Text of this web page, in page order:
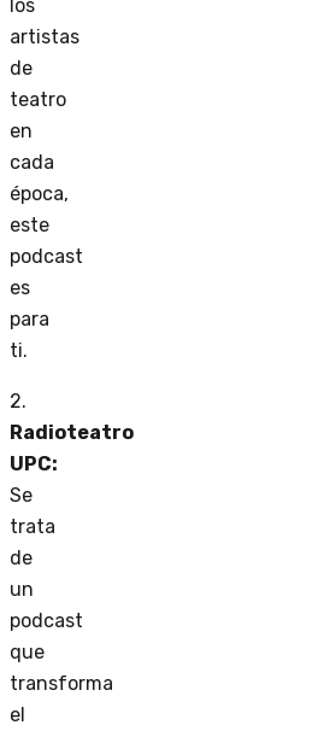
los
artistas
de
teatro
en
cada
época,
este
podcast
es
para
ti.
2.
Radioteatro
UPC:
Se
trata
de
un
podcast
que
transforma
el